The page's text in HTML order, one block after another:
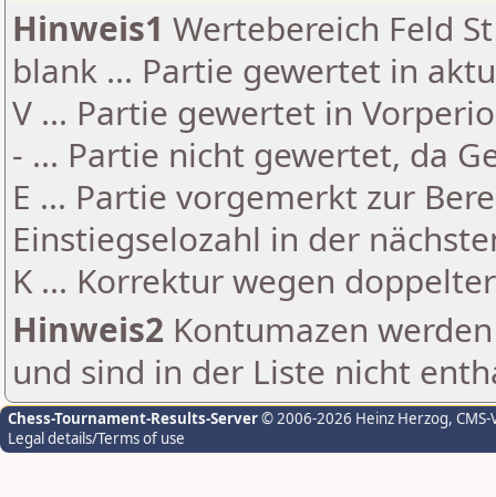
Hinweis1 Wertebereich Feld
blank ... Partie gewertet in
V ... Partie gewertet in
- ... Partie nicht gewertet, da
E ... Partie vorgemerkt zur
Einstiegselozahl in der
K ... Korrektur wegen
Hinweis2 Kontumazen
und sind in der Liste nicht
Chess-Tournament-Results-Server© 2006-2026 Heinz Herzog,
Legal details/Terms of use